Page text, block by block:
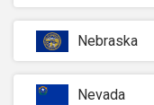
Nebraska
Nevada